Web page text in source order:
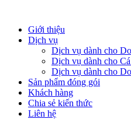
Giới thiệu
Dịch vụ
Dịch vụ dành cho
Dịch vụ dành cho
Dịch vụ dành cho
Sản phẩm đóng gói
Khách hàng
Chia sẻ kiến thức
Liên hệ